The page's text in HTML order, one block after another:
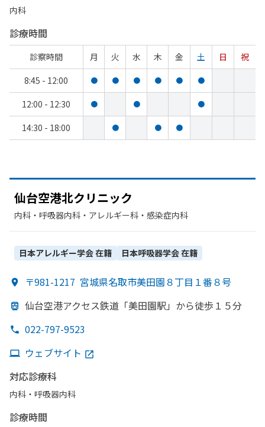
内科
診療時間
診察時間 月 火 水 木 金 土 日
祝
8:45 - 12:00
● ● ● ● ● ●
12:00 - 12:30 ● ● ●
14:30 - 18:00 ● ● ●
仙台空港北クリニック
内科・​呼吸器内科・​アレルギー科・​感染症内科
日本アレルギー学会在籍 日本呼吸器学会在籍
〒981-1217 宮城県名取市美田園８丁目１番８号
仙台空港アクセス鉄道 「美田園駅」から徒歩１５分
022-797-9523
ウェブサイト
対応診療科
内科・​呼吸器内科
診療時間